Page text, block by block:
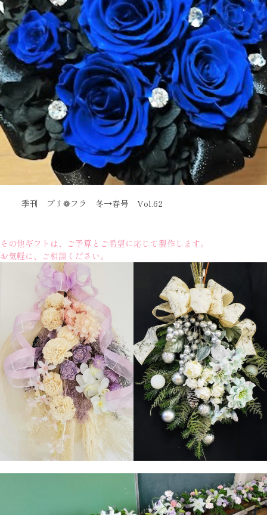
季刊 プリ❁フラ 冬→春号 Vol.62
その他ギフトは、ご予算とご希望に応じて製作します。
お気軽に、ご相談ください。